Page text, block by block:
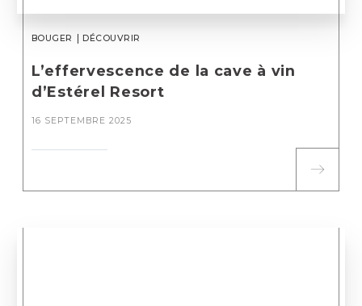
BOUGER DÉCOUVRIR
L’effervescence de la cave à vin
d’Estérel Resort
16 SEPTEMBRE 2025